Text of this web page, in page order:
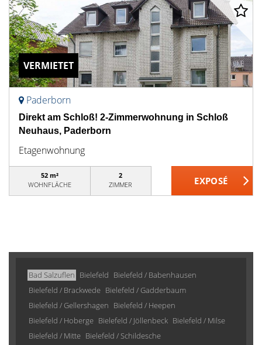
VERMIETET
Paderborn
Direkt am Schloß! 2-Zimmerwohnung in Schloß
Neuhaus, Paderborn
Etagenwohnung
52 m²
WOHNFLÄCHE
2
ZIMMER
Bad Salzuflen Bielefeld Bielefeld / Babenhausen
Bielefeld / Brackwede Bielefeld / Gadderbaum
Bielefeld / Gellershagen Bielefeld / Heepen
Bielefeld / Hoberge Bielefeld / Jöllenbeck Bielefeld / Milse
Bielefeld / Mitte Bielefeld / Schildesche